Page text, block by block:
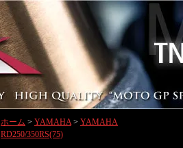
ホーム > YAMAHA> YAMAHA
RD250/350RS(75)